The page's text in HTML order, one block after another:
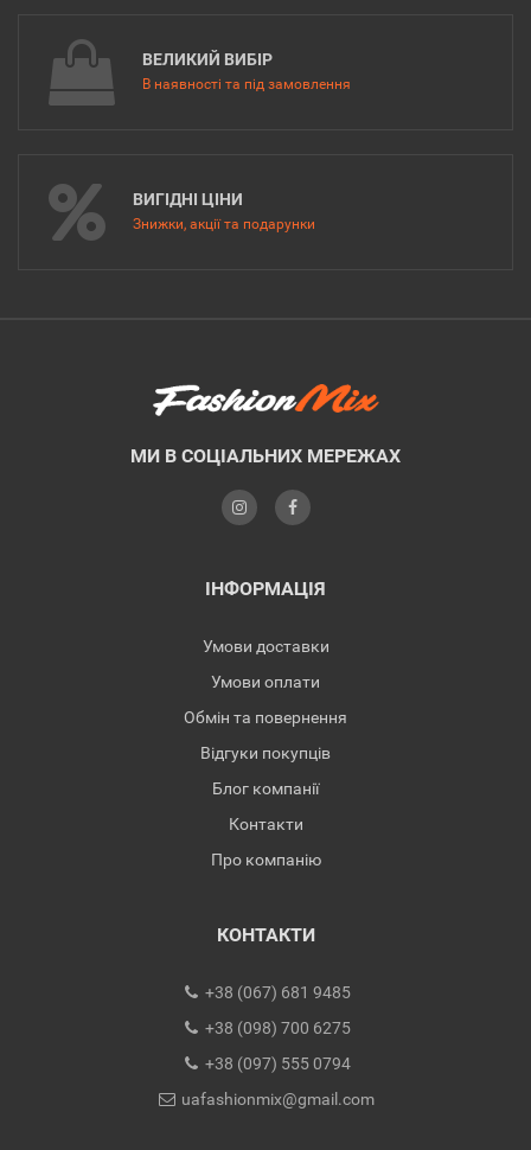
ВЕЛИКИЙ ВИБІР
В наявності та під замовлення
ВИГІДНІ ЦІНИ
Знижки, акції та подарунки
МИ В СОЦІАЛЬНИХ МЕРЕЖАХ
ІНФОРМАЦІЯ
Умови доставки
Умови оплати
Обмін та повернення
Відгуки покупців
Блог компанії
Контакти
Про компанію
КОНТАКТИ
+38 (067) 681 9485
+38 (098) 700 6275
+38 (097) 555 0794
uafashionmix@gmail.com